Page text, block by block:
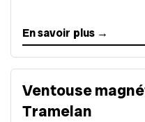
En savoir plus →
Ventouse
Tramelan